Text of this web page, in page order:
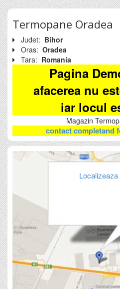
Termopane Oradea
Judet: Bihor
Oras: Oradea
Tara: Romania
Pagina
afacerea nu
iar locul
Magazin
contact completand